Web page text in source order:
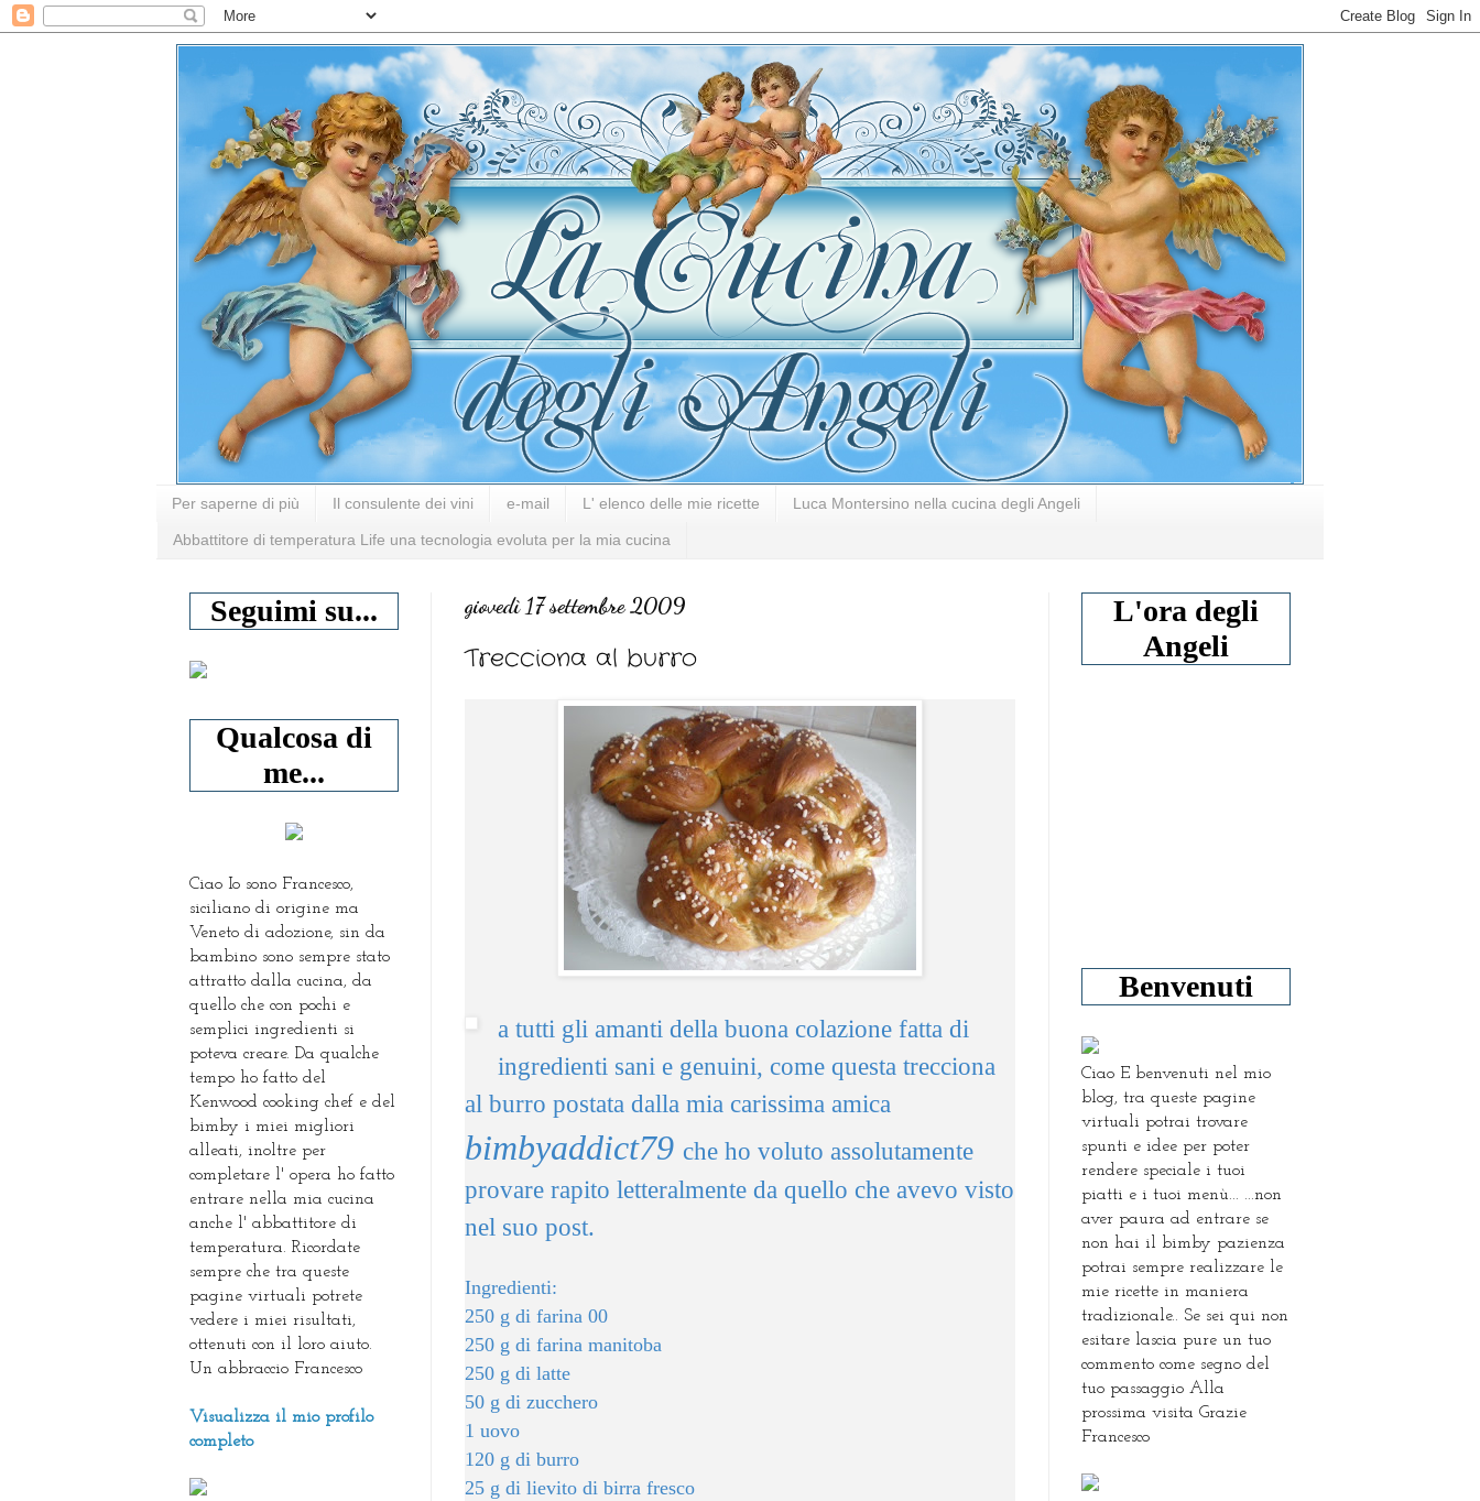
Per saperne di più Il consulente dei vini e-mail L' elenco delle mie ricette Luca Montersino nella cucina degli Angeli
Abbattitore di temperatura Life una tecnologia evoluta per la mia cucina
giovedì 17 settembre 2009
Trecciona al burro
a tutti gli amanti della buona colazione fatta di
ingredienti sani e genuini, come questa trecciona
al burro postata dalla mia carissima amica
bimbyaddict79 che ho voluto assolutamente
provare rapito letteralmente da quello che avevo visto
nel suo post.
Ingredienti:
250 g di farina 00
250 g di farina manitoba
250 g di latte
50 g di zucchero
1 uovo
120 g di burro
25 g di lievito di birra fresco
Seguimi su...
Qualcosa di
me...
Ciao Io sono Francesco,
siciliano di origine ma
Veneto di adozione, sin da
bambino sono sempre stato
attratto dalla cucina, da
quello che con pochi e
semplici ingredienti si
poteva creare. Da qualche
tempo ho fatto del
Kenwood cooking chef e del
bimby i miei migliori
alleati, inoltre per
completare l' opera ho fatto
entrare nella mia cucina
anche l' abbattitore di
temperatura. Ricordate
sempre che tra queste
pagine virtuali potrete
vedere i miei risultati,
ottenuti con il loro aiuto.
Un abbraccio Francesco
Visualizza il mio profilo
completo
L'ora degli
Angeli
Benvenuti
Ciao E benvenuti nel mio
blog, tra queste pagine
virtuali potrai trovare
spunti e idee per poter
rendere speciale i tuoi
piatti e i tuoi menù... ...non
aver paura ad entrare se
non hai il bimby pazienza
potrai sempre realizzare le
mie ricette in maniera
tradizionale.. Se sei qui non
esitare lascia pure un tuo
commento come segno del
tuo passaggio Alla
prossima visita Grazie
Francesco